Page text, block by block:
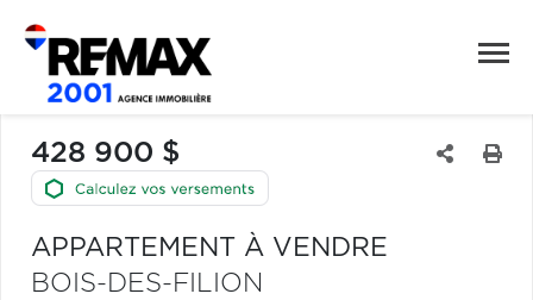
428 900 $
APPARTEMENT À VENDRE
BOIS-DES-FILION